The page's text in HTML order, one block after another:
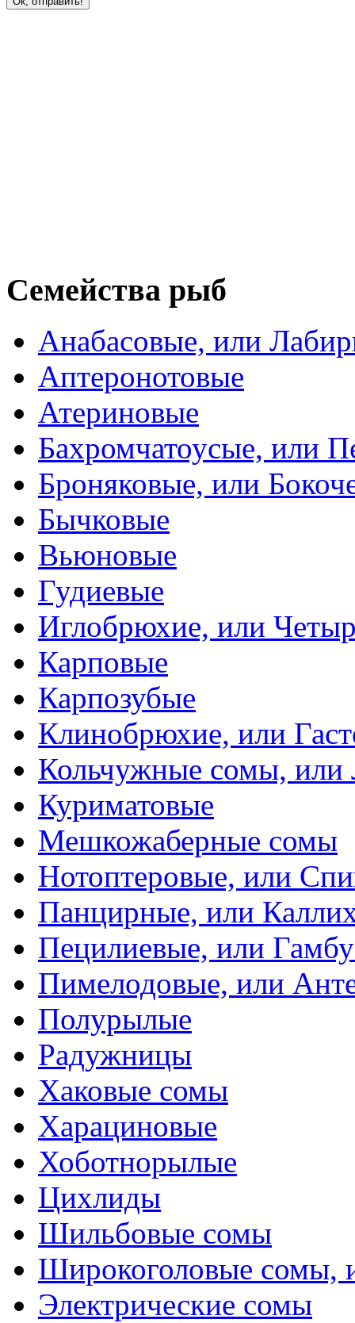
Семейства рыб
Анабасовые, или
Аптеронотовые
Атериновые
Бахромчатоусые, или
Броняковые, или
Бычковые
Вьюновые
Гудиевые
Иглобрюхие, или
Карповые
Карпозубые
Клинобрюхие, или
Кольчужные сомы, или
Куриматовые
Мешкожаберные сомы
Нотоптеровые, или
Панцирные, или
Пецилиевые, или
Пимелодовые, или
Полурылые
Радужницы
Хаковые сомы
Харациновые
Хоботнорылые
Цихлиды
Шильбовые сомы
Широкоголовые сомы,
Электрические сомы